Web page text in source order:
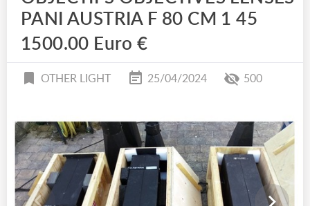
PANI AUSTRIA F 80 CM 1 45
1500.00 Euro €
OTHER LIGHT 25/04/2024 500